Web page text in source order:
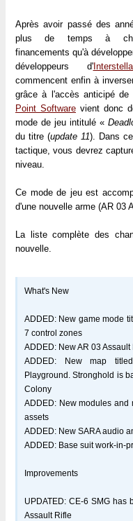
Après avoir passé des
plus de temps à
financements qu'à
développeurs d'
commencent enfin à
grâce à l'accès anticipé de
Point Software vient donc
mode de jeu intitulé «
du titre (update 11). Dans
tactique, vous devrez
niveau.
Ce mode de jeu est
d'une nouvelle arme (AR 03
La liste complète des
nouvelle.
What's New
ADDED: New game mode
7 control zones
ADDED: New AR 03
ADDED: New map
Playground. Stronghold is
Colony
ADDED: New modules and
assets
ADDED: New SARA audio
ADDED: Base suit work-in-
Improvements
UPDATED: CE-6 SMG has
Assault Rifle